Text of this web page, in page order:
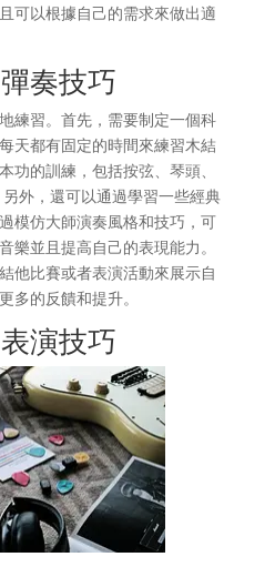
可以根據自己的需求來做出適
奏技巧
練習。首先，需要制定一個科
天都有固定的時間來練習木結
功的訓練，包括按弦、琴頭、
外，還可以通過學習一些經典
模仿大師演奏風格和技巧，可
樂並且提高自己的表現能力。
他比賽或者表演活動來展示自
多的反饋和提升。
演技巧